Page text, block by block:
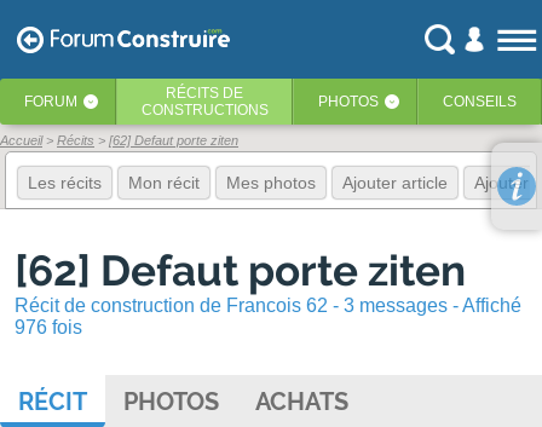
FORUM ‹ RÉCITS DE
CONSTRUCTIONS
PHOTOS ‹ CONSEILS
Accueil Récits [62] Defaut porte ziten
Les récits Mon récit Mes photos Ajouter article Ajouter
[62] Defaut porte ziten
Récit de construction de Francois 62 - 3 messages - Affiché
976 fois
RÉCIT PHOTOS ACHATS